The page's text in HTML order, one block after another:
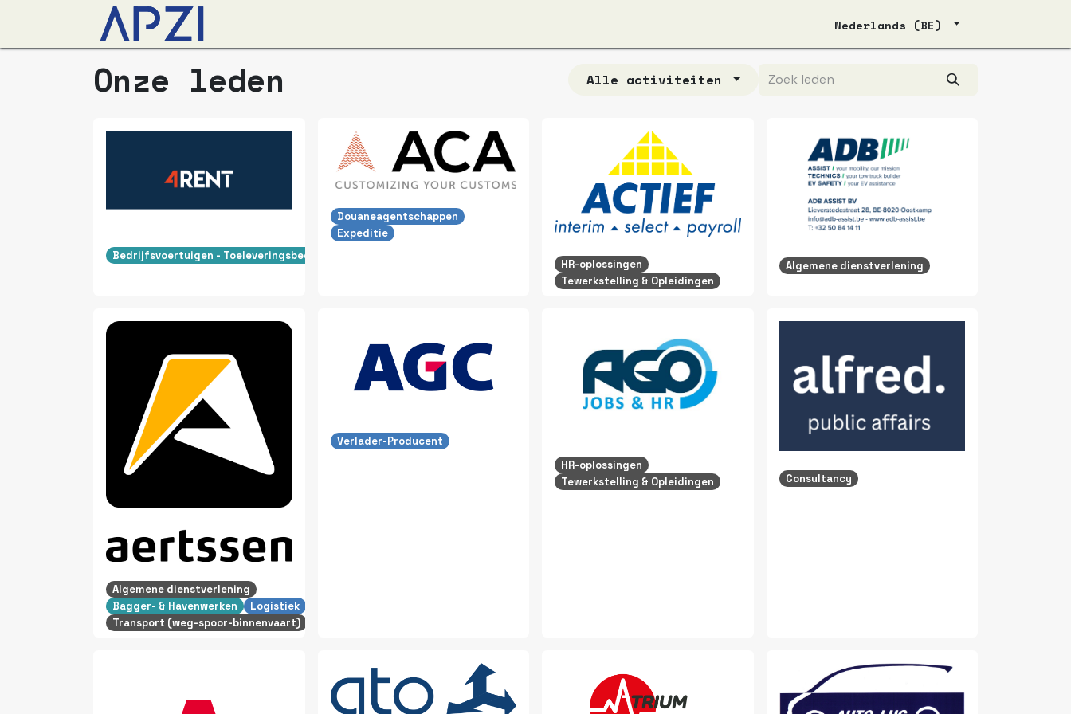
Nederlands (BE)
Onze leden Alle activiteiten
Bedrijfsvoertuigen - Toeleveringsbedrijven
Douaneagentschappen
Expeditie
HR-oplossingen
Tewerkstelling & Opleidingen
Algemene dienstverlening
Algemene dienstverlening
Bagger- & Havenwerken
Logistiek
Transport (weg-spoor-binnenvaart)
Verlader-Producent
HR-oplossingen
Tewerkstelling & Opleidingen
Consultancy